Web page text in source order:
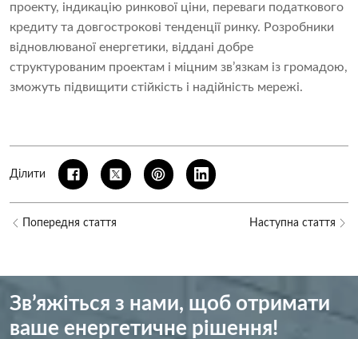
проекту, індикацію ринкової ціни, переваги податкового
кредиту та довгострокові тенденції ринку. Розробники
відновлюваної енергетики, віддані добре
структурованим проектам і міцним зв’язкам із громадою,
зможуть підвищити стійкість і надійність мережі.
Ділити
Попередня стаття Наступна стаття
Зв’яжіться з нами, щоб отримати
ваше енергетичне рішення!